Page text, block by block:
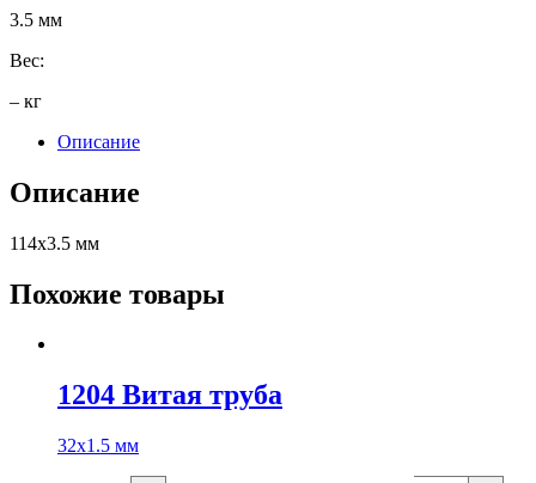
3.5 мм
Вес:
– кг
Описание
Описание
114х3.5 мм
Похожие товары
1204 Витая труба
32х1.5 мм